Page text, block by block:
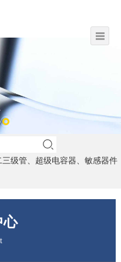
级管、超级电容器、敏感器件
心